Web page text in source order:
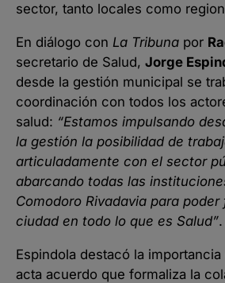
sector, tanto locales como
En diálogo con La Tribuna por
secretario de Salud, Jorge
desde la gestión municipal se
coordinación con todos los
salud: “Estamos impulsando
la gestión la posibilidad de
articuladamente con el sector
abarcando todas las
Comodoro Rivadavia para
ciudad en todo lo que es Salud”.
Espindola destacó la
acta acuerdo que formaliza la